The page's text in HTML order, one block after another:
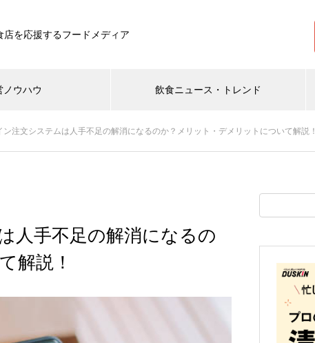
店を応援するフードメディア
ノウハウ 飲食ニュース・トレンド
注文システムは人手不足の解消になるのか？メリット・デメリットについて解説！
人手不足の解消になるの
解説！